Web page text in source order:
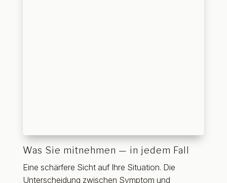
Was Sie mitnehmen — in jedem Fall
Eine schärfere Sicht auf Ihre Situation. Die
Unterscheidung zwischen Symptom und